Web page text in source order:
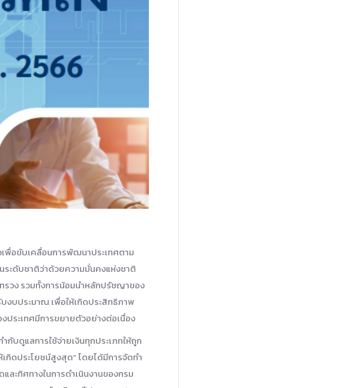
พื่อขับเคลื่อนการพัฒนาประเทศตาม
ะดับชาติว่าด้วยความมั่นคงแห่งชาติ
วง รวมทั้งการน้อมนำหลักปรัชญาของ
งบประมาณ เพื่อให้เกิดประสิทธิภาพ
ประเทศมีการขยายตัวอย่างต่อเนื่อง
บดูแลการใช้จ่ายเงินทุกประเภทให้ถูก
กิดประโยชน์สูงสุด” โดยได้มีการจัดทำ
ะทิศทางในการดำเนินงานของกรม